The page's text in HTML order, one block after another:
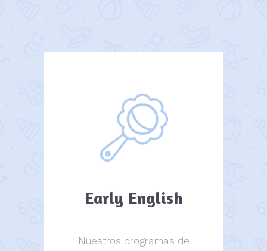
Early English
Nuestros programas de